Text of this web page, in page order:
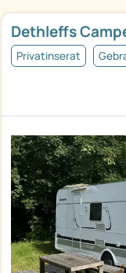
Dethleffs
Privatinserat